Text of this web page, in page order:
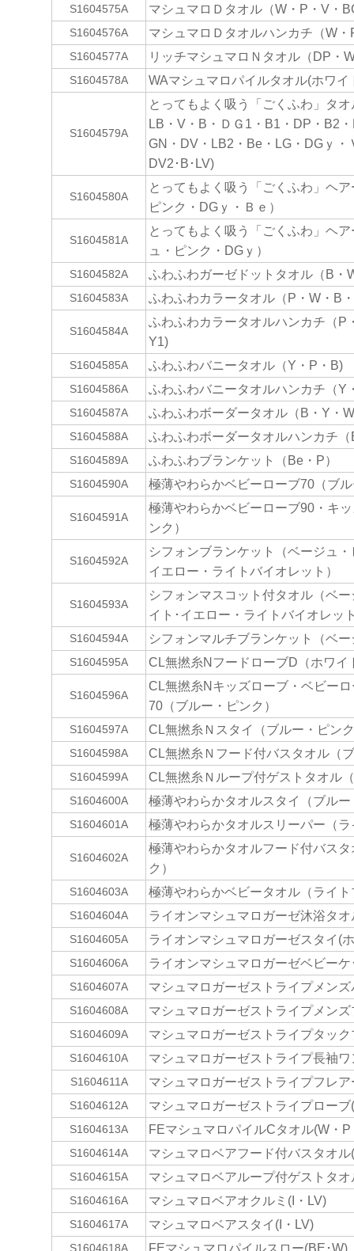
S1604575A マシュマロＤタオル（W・P・V・
S1604576A マシュマロＤタオルハンカチ（W
S1604577A リッチマシュマロＮタオル（DP・
S1604578A WAマシュマロパイルタオル(ホワイ
S1604579A
とってもよく吸う「ごくふわ」タ
LB・V・B・ＤＧ1・B1・DP・B2
GN・DV・LB2・Be・LG・DGｙ
DV2･B･LV)
S1604580A
とってもよく吸う「ごくふわ」ヘ
ピンク・DGｙ・Ｂｅ）
S1604581A
とってもよく吸う「ごくふわ」ヘ
ュ・ピンク・DGｙ）
S1604582A ふわふわガーゼドットタオル（B・
S1604583A ふわふわカラータオル（P・W・B
S1604584A
ふわふわカラータオルハンカチ（P
Y1)
S1604585A ふわふわバニータオル（Y・P・B)
S1604586A ふわふわバニータオルハンカチ（Y
S1604587A ふわふわボーダータオル（B・Y・
S1604588A ふわふわボーダータオルハンカチ
S1604589A ふわふわブランケット（Be・P）
S1604590A 極薄やわらかベビーローブ70（ブ
S1604591A
極薄やわらかベビーローブ90・キ
ンク）
S1604592A
シフォンブランケット（ベージュ
イエロー・ライトバイオレット）
S1604593A
シフォンマスコット付タオル（ベ
イト･イエロー・ライトバイオレッ
S1604594A シフォンマルチブランケット（ベ
S1604595A CL無撚糸NフードローブD（ホワイ
S1604596A
CL無撚糸Nキッズローブ・ベビー
70（ブルー・ピンク）
S1604597A CL無撚糸Ｎスタイ（ブルー・ピン
S1604598A CL無撚糸Ｎフード付バスタオル（
S1604599A CL無撚糸Ｎループ付ゲストタオル
S1604600A 極薄やわらかタオルスタイ（ブル
S1604601A 極薄やわらかタオルスリーパー（
S1604602A
極薄やわらかタオルフード付バス
ク）
S1604603A 極薄やわらかベビータオル（ライ
S1604604A ライオンマシュマロガーゼ沐浴タ
S1604605A ライオンマシュマロガーゼスタイ(
S1604606A ライオンマシュマロガーゼベビー
S1604607A マシュマロガーゼストライプメン
S1604608A マシュマロガーゼストライプメン
S1604609A マシュマロガーゼストライプタッ
S1604610A マシュマロガーゼストライプ長袖
S1604611A マシュマロガーゼストライプフレ
S1604612A マシュマロガーゼストライプロー
S1604613A FEマシュマロパイルCタオル(W・
S1604614A マシュマロベアフード付バスタオ
S1604615A マシュマロベアループ付ゲストタオ
S1604616A マシュマロベアオクルミ(I・LV)
S1604617A マシュマロベアスタイ(I・LV)
S1604618A FEマシュマロパイルスロー(BE･W)